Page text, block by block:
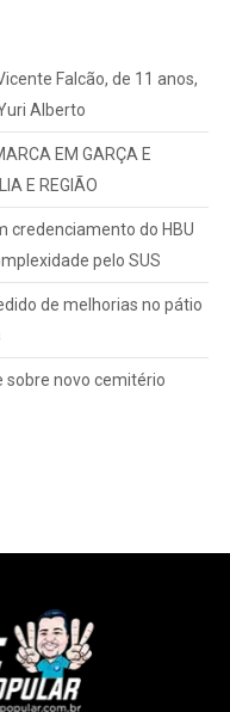
Falcão, de 11 anos,
EM GARÇA E
sobre novo cemitério